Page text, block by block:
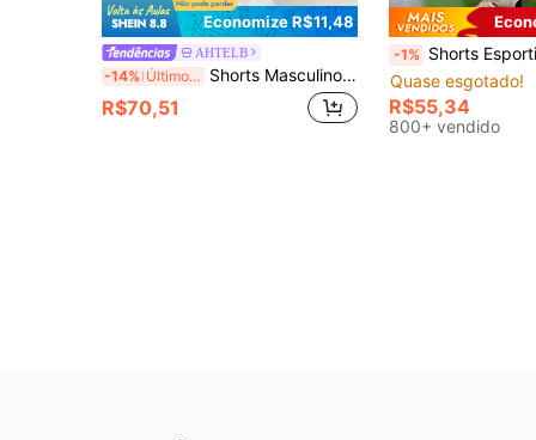
Economize R$11,48
AHTELB
-14% Últimos 2 dias Shorts Masculinos AHTELB de Verão com Estampa de Cor Sólida 3/4, Shorts Esportivos Soltos de Seda de Gelo Fina, Respiráveis, Elásticos e de Secagem Rápida, Design de Cintura Elástica com Cordão, Bolsos Laterais com Zíper Antifurto, Adequado para Uso Diário, Caminhada ao Ar Livre, Corrida Fitness, Presente Perfeito para Marido, Namorado, Cliente e Pai, Roupas Masculinas, Shorts para Homens, Shorts Masculinos, Roupas para Homens
R$70,51
-1% Shorts Esportiva Casual Masculina, Shorts de Verão para Corrida, Fitness e Basquete ao Ar Livre, com Bolsos com Zíper,
Quase esgotado!
R$55,34
800+ vendido